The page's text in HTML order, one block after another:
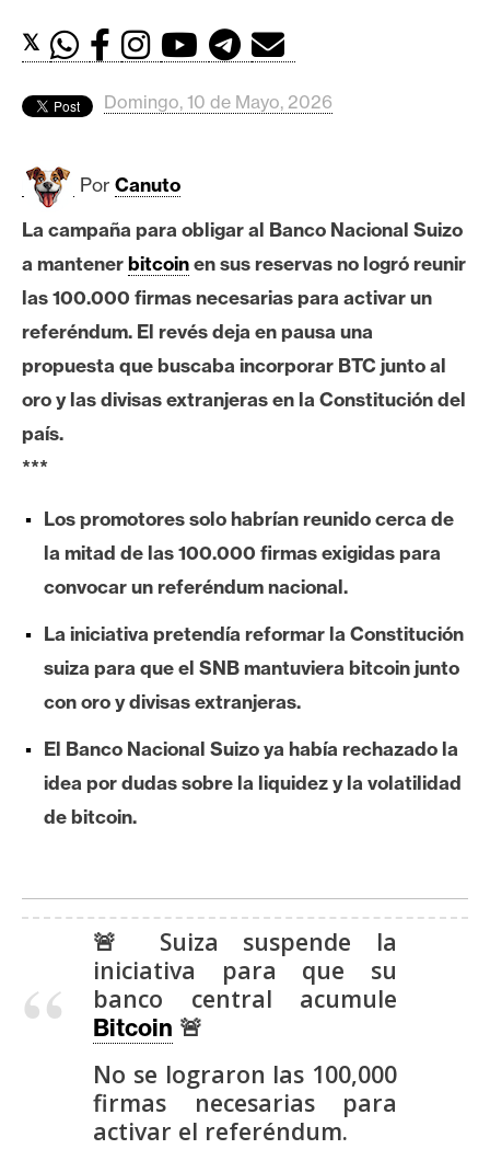
d
s
B
t
c
o
i
e
r
e
u
m
I
A
n
i
𝕏
Domingo, 10 de Mayo, 2026
Por Canuto
La campaña para obligar al Banco Nacional Suizo
a mantenerbitcoinen sus reservas no logró reunir
las 100.000 firmas necesarias para activar un
referéndum. El revés deja en pausa una
propuesta que buscaba incorporar BTC junto al
oro y las divisas extranjeras en la Constitución del
país.
***
Los promotores solo habrían reunido cerca de
la mitad de las 100.000 firmas exigidas para
convocar un referéndum nacional.
La iniciativa pretendía reformar la Constitución
suiza para que el SNB mantuviera bitcoin junto
con oro y divisas extranjeras.
El Banco Nacional Suizo ya había rechazado la
idea por dudas sobre la liquidez y la volatilidad
de bitcoin.
🚨 Suiza suspende la
iniciativa para que su
banco central acumule
Bitcoin 🚨
No se lograron las 100,000
firmas necesarias para
activar el referéndum.